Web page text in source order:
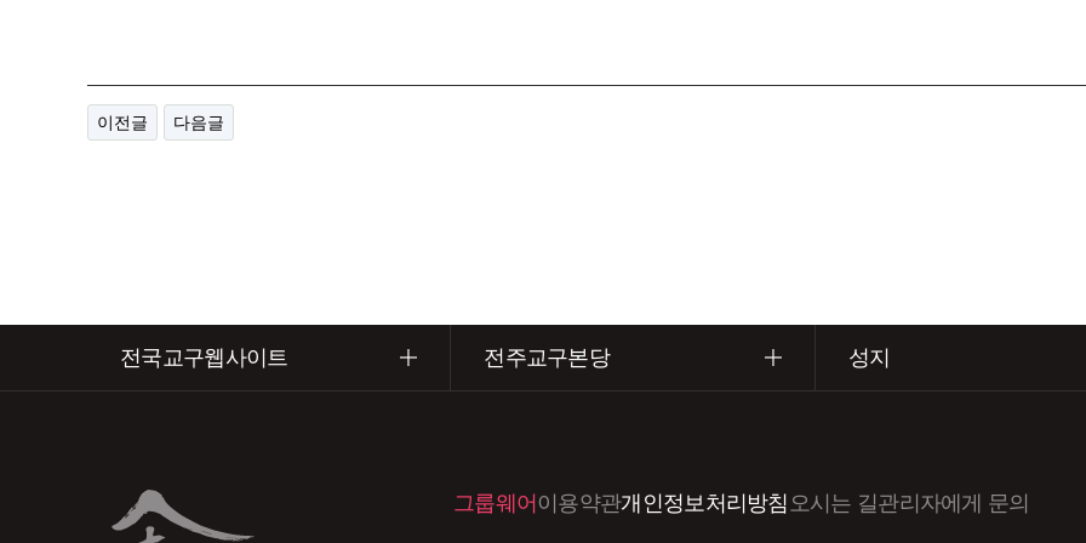
이전글 다음글
전국교구웹사이트 전주교구본당 성지
그룹웨어 이용약관개인정보처리방침오시는 길관리자에게 문의